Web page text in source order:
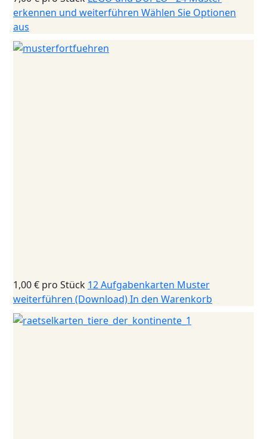
erkennen und weiterführen Wählen Sie Optionen
aus
1,00 € pro Stück 12 Aufgabenkarten Muster
weiterführen (Download)In den Warenkorb